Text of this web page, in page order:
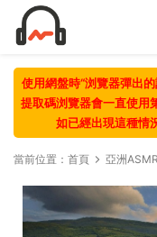
使用網盤時“浏覽器彈出
提取碼浏覽器會一直使用
如已經出現這種情
當前位置： 首頁 亞洲ASMR